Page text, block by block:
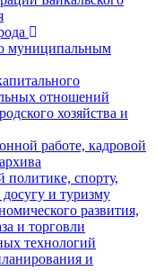
муниципальным
отношений
хозяйства и
работе, кадровой
спорту,
и туризму
развития,
и торговли
технологий
и